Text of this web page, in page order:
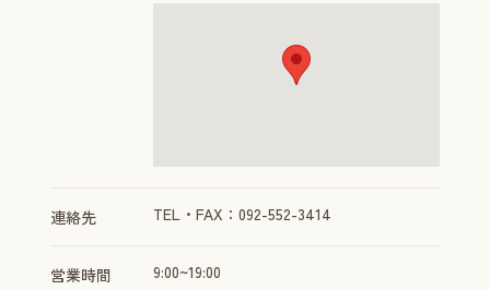
連絡先 TEL・FAX：092-552-3414
営業時間 9:00~19:00